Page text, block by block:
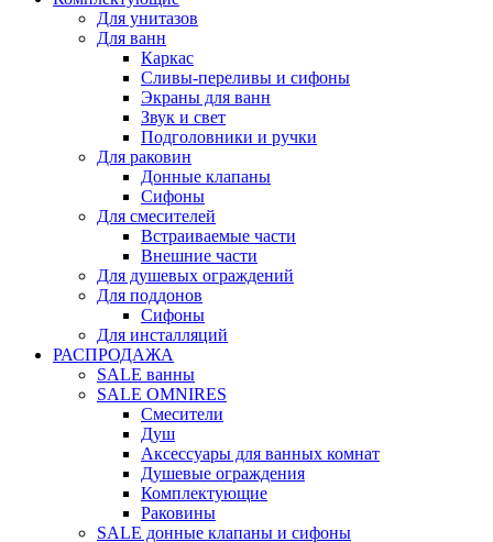
Для унитазов
Для ванн
Каркас
Сливы-переливы и сифоны
Экраны для ванн
Звук и свет
Подголовники и ручки
Для раковин
Донные клапаны
Сифоны
Для смесителей
Встраиваемые части
Внешние части
Для душевых ограждений
Для поддонов
Сифоны
Для инсталляций
РАСПРОДАЖА
SALE ванны
SALE OMNIRES
Смесители
Душ
Аксессуары для ванных комнат
Душевые ограждения
Комплектующие
Раковины
SALE донные клапаны и сифоны